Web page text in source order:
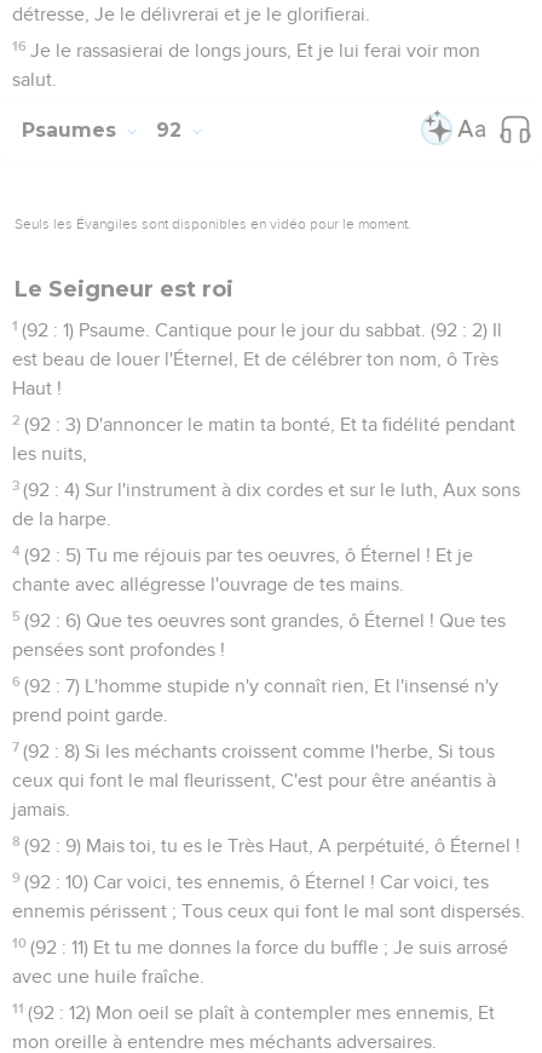
détresse, Je le délivrerai et je le glorifierai.
16 Je le rassasierai de longs jours, Et je lui ferai voir mon
salut.
Psaumes 92
Seuls les Évangiles sont disponibles en vidéo pour le moment.
Le Seigneur est roi
1 (92 : 1) Psaume. Cantique pour le jour du sabbat. (92 : 2) Il
est beau de louer l'Éternel, Et de célébrer ton nom, ô Très
Haut !
2 (92 : 3) D'annoncer le matin ta bonté, Et ta fidélité pendant
les nuits,
3 (92 : 4) Sur l'instrument à dix cordes et sur le luth, Aux sons
de la harpe.
4 (92 : 5) Tu me réjouis par tes oeuvres, ô Éternel ! Et je
chante avec allégresse l'ouvrage de tes mains.
5 (92 : 6) Que tes oeuvres sont grandes, ô Éternel ! Que tes
pensées sont profondes !
6 (92 : 7) L'homme stupide n'y connaît rien, Et l'insensé n'y
prend point garde.
7 (92 : 8) Si les méchants croissent comme l'herbe, Si tous
ceux qui font le mal fleurissent, C'est pour être anéantis à
jamais.
8 (92 : 9) Mais toi, tu es le Très Haut, A perpétuité, ô Éternel !
9 (92 : 10) Car voici, tes ennemis, ô Éternel ! Car voici, tes
ennemis périssent ; Tous ceux qui font le mal sont dispersés.
10 (92 : 11) Et tu me donnes la force du buffle ; Je suis arrosé
avec une huile fraîche.
11 (92 : 12) Mon oeil se plaît à contempler mes ennemis, Et
mon oreille à entendre mes méchants adversaires.